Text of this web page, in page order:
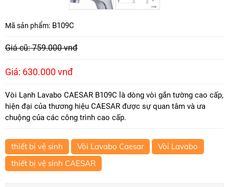
Mã sản phẩm: B109C
Giá cũ: 759.000 vnđ
Giá: 630.000 vnđ
Vòi Lạnh Lavabo CAESAR B109C là dòng vòi gắn tường cao cấp,
hiện đại của thương hiệu CAESAR được sự quan tâm và ưa
chuộng của các công trình cao cấp.
thiết bị vệ sinh Vòi Lavabo Caesar
Vòi Lavabo
thiết bị vệ sinh CAESAR